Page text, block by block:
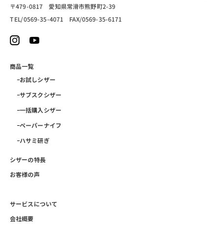
〒479-0817 愛知県常滑市熊野町2-39
TEL/0569-35-4071 FAX/0569-35-6171
商品一覧
お試しシザー
サブスクシザー
一括購入シザー
ペーパーナイフ
ハサミ研ぎ
シザーの特長
お客様の声
サービスについて
会社概要